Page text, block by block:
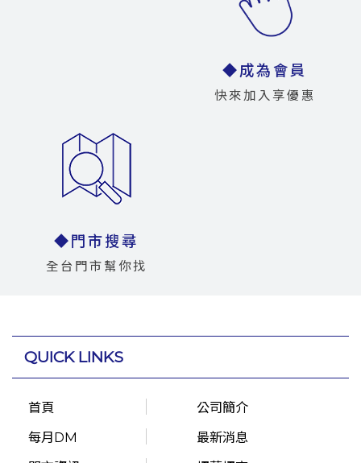
◆成為會員
快來加入享優惠
◆門市搜尋
全台門市幫你找
QUICK LINKS
首頁
公司簡介
每月DM
最新消息